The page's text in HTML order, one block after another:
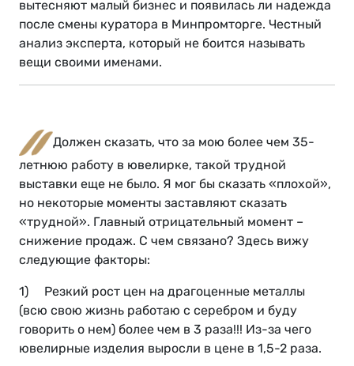
вытесняют малый бизнес и появилась ли надежда
после смены куратора в Минпромторге. Честный
анализ эксперта, который не боится называть
вещи своими именами.
Должен сказать, что за мою более чем 35-
летнюю работу в ювелирке, такой трудной
выставки еще не было. Я мог бы сказать «плохой»,
но некоторые моменты заставляют сказать
«трудной». Главный отрицательный момент –
снижение продаж. С чем связано? Здесь вижу
следующие факторы:
1) Резкий рост цен на драгоценные металлы
(всю свою жизнь работаю с серебром и буду
говорить о нем) более чем в 3 раза!!! Из-за чего
ювелирные изделия выросли в цене в 1,5-2 раза.